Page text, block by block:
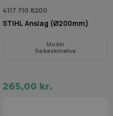
4117 710 8200
STIHL Anslag (Ø200mm)
Model
Se beskrivelse
265,00 kr.